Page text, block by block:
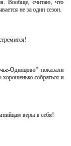
Вообще, считаю, что
не за один сезон.
Одинцово" показали
собраться и
веры в себя!